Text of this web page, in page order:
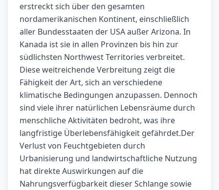
erstreckt sich über den gesamten
nordamerikanischen Kontinent, einschließlich
aller Bundesstaaten der USA außer Arizona. In
Kanada ist sie in allen Provinzen bis hin zur
südlichsten Northwest Territories verbreitet.
Diese weitreichende Verbreitung zeigt die
Fähigkeit der Art, sich an verschiedene
klimatische Bedingungen anzupassen. Dennoch
sind viele ihrer natürlichen Lebensräume durch
menschliche Aktivitäten bedroht, was ihre
langfristige Überlebensfähigkeit gefährdet.Der
Verlust von Feuchtgebieten durch
Urbanisierung und landwirtschaftliche Nutzung
hat direkte Auswirkungen auf die
Nahrungsverfügbarkeit dieser Schlange sowie